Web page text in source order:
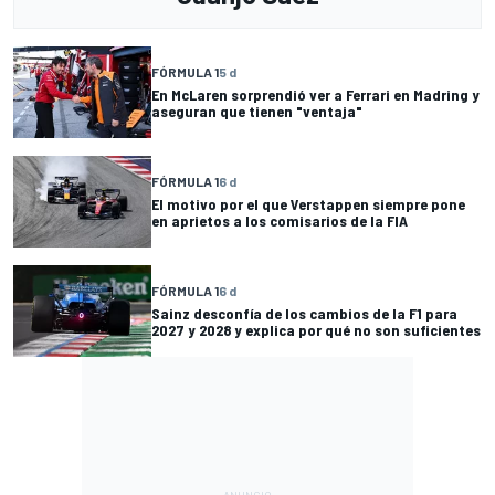
FÓRMULA 15 d
En McLaren sorprendió ver a Ferrari en Madring y
aseguran que tienen "ventaja"
FÓRMULA 16 d
El motivo por el que Verstappen siempre pone
en aprietos a los comisarios de la FIA
FÓRMULA 16 d
Sainz desconfía de los cambios de la F1 para
2027 y 2028 y explica por qué no son suficientes